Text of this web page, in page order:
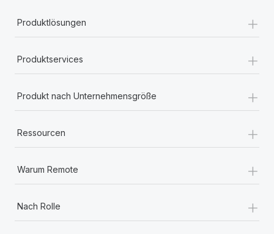
Produktlösungen +
Produktservices +
Produkt nach Unternehmensgröße +
Ressourcen +
Warum Remote +
Nach Rolle
+